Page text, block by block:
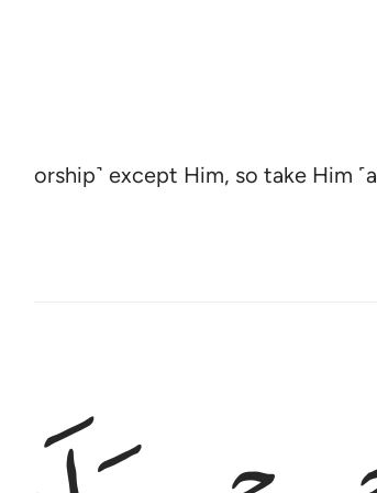
except Him, so take Him
وَٱهْجُرْهُمْ هَجْرًۭا جَمِيلًۭا ١٠